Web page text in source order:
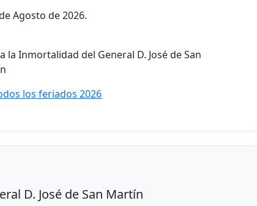
Agosto de 2026.
la Inmortalidad del General D. José de San
los feriados 2026
D. José de San Martín